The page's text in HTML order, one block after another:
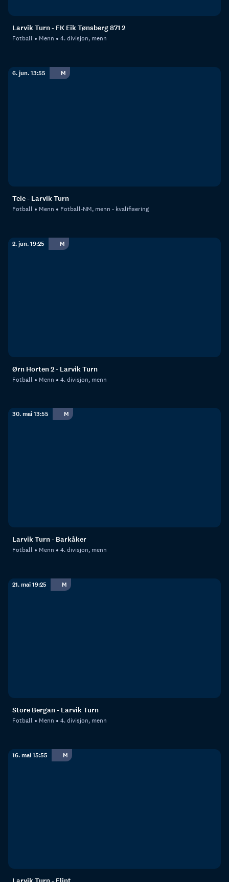
Larvik Turn - FK Eik Tønsberg 871 2
Fotball Menn 4. divisjon, menn
6. jun. 13:55 M
Teie - Larvik Turn
Fotball Menn Fotball-NM, menn - kvalifisering
2. jun. 19:25 M
Ørn Horten 2 - Larvik Turn
Fotball Menn 4. divisjon, menn
30. mai 13:55 M
Larvik Turn - Barkåker
Fotball Menn 4. divisjon, menn
21. mai 19:25 M
Store Bergan - Larvik Turn
Fotball Menn 4. divisjon, menn
16. mai 15:55 M